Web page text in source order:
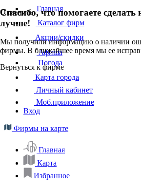
Отменить
Спасибо, что помогаете сделать
лучше!
Мы получили информацию о наличии
фирмы. В ближайшее время мы ее
Вернуться к фирме
Главная
Каталог фирм
Акции/скидки
Афиша
Погода
Карта города
Личный кабинет
Моб.приложение
Вход
Фирмы на карте
Главная
Карта
Избранное